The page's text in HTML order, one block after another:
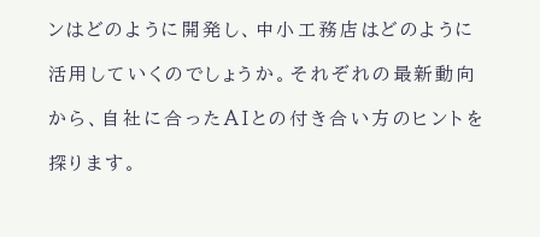
ンはどのように開発し、中小工務店はどのように
活用していくのでしょうか。それぞれの最新動向
から、自社に合ったAIとの付き合い方のヒントを
探ります。